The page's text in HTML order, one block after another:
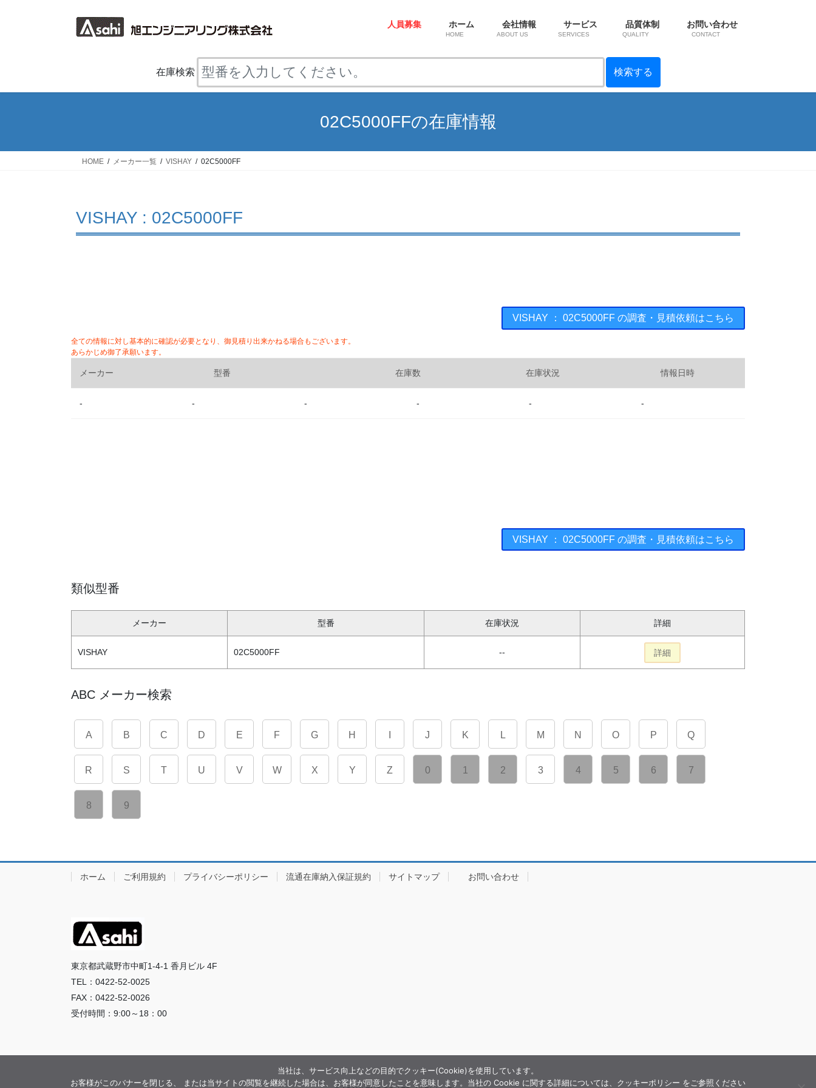
ス
ン
人員募集 ホーム
HOME
会社情報
ABOUT US
サービス
SERVICES
品質体制
QUALITY
お問い合わせ
CONTACT
在庫検索
02C5000FFの在庫情報
HOME メーカー一覧 VISHAY 02C5000FF
VISHAY : 02C5000FF
VISHAY ： 02C5000FF の調査・見積依頼はこちら
全ての情報に対し基本的に確認が必要となり、御見積り出来かねる場合もございます。
あらかじめ御了承願います。
メーカー 型番 在庫数 在庫状況 情報日時
- - - - - -
VISHAY ： 02C5000FF の調査・見積依頼はこちら
類似型番
メーカー 型番 在庫状況 詳細
VISHAY 02C5000FF -- 詳細
ABC メーカー検索
A B C D E F G H J K L M N O P Q
R S T U V W X Y Z 0 1 2 3 4 5 6 7
8 9
ホーム ご利用規約 プライバシーポリシー 流通在庫納入保証規約 サイトマップ お問い合わせ
東京都武蔵野市中町1-4-1 香月ビル 4F
TEL：0422-52-0025
FAX：0422-52-0026
受付時間：9:00～18：00
当社は、サービス向上などの目的でクッキー(Cookie)を使用しています。
お客様がこのバナーを閉じる、 または当サイトの閲覧を継続した場合は、お客様が同意したことを意味します。当社の Cookie に関する詳細については、クッキーポリシー をご参照ください